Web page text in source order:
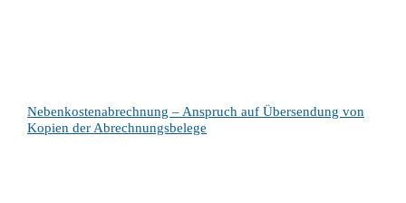
Nebenkostenabrechnung – Anspruch auf Übersendung von
Kopien der Abrechnungsbelege